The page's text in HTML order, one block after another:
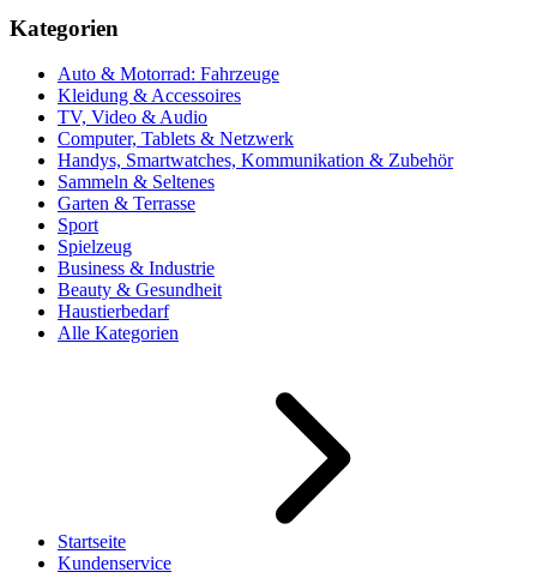
Kategorien
Auto & Motorrad: Fahrzeuge
Kleidung & Accessoires
TV, Video & Audio
Computer, Tablets & Netzwerk
Handys, Smartwatches, Kommunikation & Zubehör
Sammeln & Seltenes
Garten & Terrasse
Sport
Spielzeug
Business & Industrie
Beauty & Gesundheit
Haustierbedarf
Alle Kategorien
Startseite
Kundenservice